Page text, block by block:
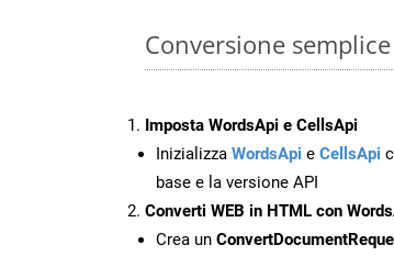
Conversione
Imposta WordsApi e CellsApi
Inizializza WordsApi e CellsApi
base e la versione API
Converti WEB in HTML con
Crea un